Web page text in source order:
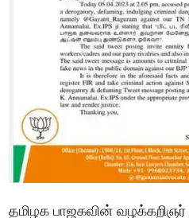
தமிழக பாஜகவின்